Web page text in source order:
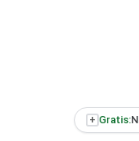
+ Gratis: